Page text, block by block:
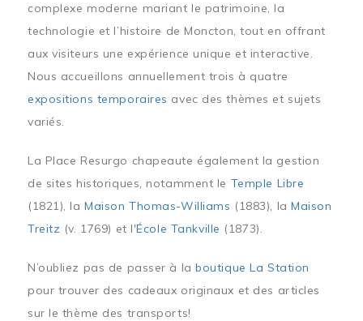
complexe moderne mariant le patrimoine, la
technologie et l’histoire de Moncton, tout en offrant
aux visiteurs une expérience unique et interactive.
Nous accueillons annuellement trois à quatre
expositions temporaires avec des thèmes et sujets
variés.
La Place Resurgo chapeaute également la gestion
de sites historiques, notamment le Temple Libre
(1821), laMaison Thomas-Williams (1883), laMaison
Treitz (v. 1769) et l'École Tankville (1873).
N’oubliez pas de passer à laboutique La Station
pour trouver des cadeaux originaux et des articles
sur le thème des transports!